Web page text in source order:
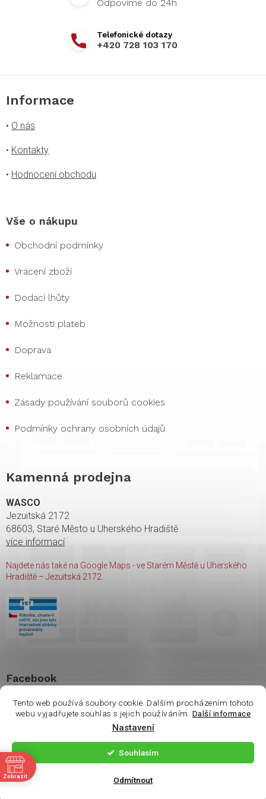
Tento web používá soubory cookie. Dalším procházením tohoto
webu vyjadřujete souhlas s jejich používáním. Další informace
Nastavení
Odmítnout
Souhlasím
Vážení zákazníci. Ve
čtvrtek 6.8 je na
prodejně otevřeno
pouze do 14:00. Děkuji
za pochopení.
v
ý
+420 728 103 170
Informace
• O nás
• Kontakty
• Hodnocení obchodu
Vše o nákupu
Obchodní podmínky
Vrácení zboží
Dodací lhůty
Možnosti plateb
Doprava
Reklamace
Zásady používání souborů cookies
Podmínky ochrany osobních údajů
Kamenná prodejna
WASCO
Jezuitská 2172
68603, Staré Město u Uherského Hradiště
více informací
Najdete nás také na Google Maps - ve Starém Městě u Uherského
Hradiště – Jezuitská 2172.
Facebook
Vytvořil Shoptet | Nakódoval
Copyright 2026 shop Wasco. Všechna práva vyhrazena.
Zobrazit